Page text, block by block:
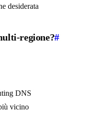
desiderata
regione?#
DNS
vicino